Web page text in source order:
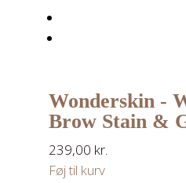
Wonderskin -
Brow Stain &
239,00 kr.
Føj til kurv